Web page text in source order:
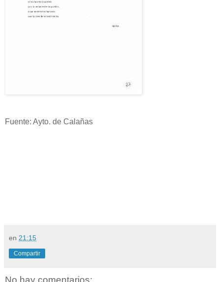
Fuente: Ayto. de Calañas
en 21:15
Compartir
No hay comentarios: